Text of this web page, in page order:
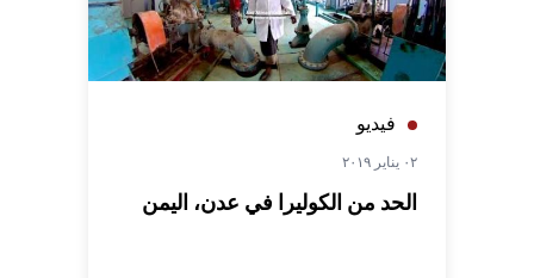
فيديو
٠٢ يناير ٢٠١٩
الحد من الكوليرا في عدن، اليمن